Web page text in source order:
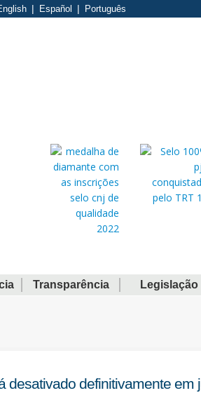
Español Português
Transparência Legislação
desativado definitivamente em